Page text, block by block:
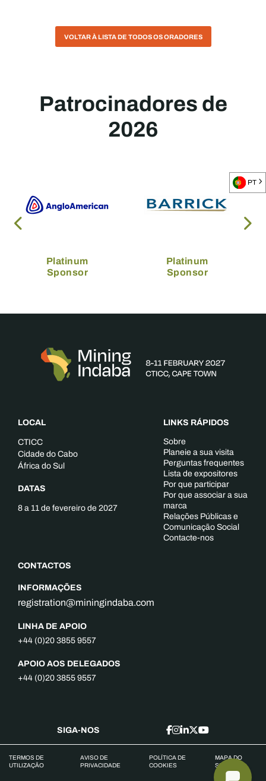
VOLTAR À LISTA DE TODOS OS ORADORES
Patrocinadores de
2026
Platinum
Sponsor
Platinum
Sponsor
LOCAL
CTICC
Cidade do Cabo
África do Sul
DATAS
8 a 11 de fevereiro de 2027
CONTACTOS
INFORMAÇÕES
registration@miningindaba.com
LINHA DE APOIO
+44 (0)20 3855 9557
APOIO AOS DELEGADOS
+44 (0)20 3855 9557
LINKS RÁPIDOS
Sobre
Planeie a sua visita
Perguntas frequentes
Lista de expositores
Por que participar
Por que associar a sua
marca
Relações Públicas e
Comunicação Social
Contacte-nos
SIGA-NOS
TERMOS DE
UTILIZAÇÃO
AVISO DE
PRIVACIDADE
POLÍTICA DE
COOKIES
MAPA DO
SITE
PT